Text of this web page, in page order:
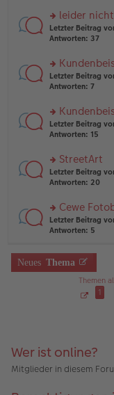
B
ei
tr
g
n
g
el
e
n
er
tr
a
g
rs
te
n
g
el
e
n
er
tr
a
g
leider
Letzter Beitrag
Antworten: 37
rs
te
n
g
el
e
n
er
tr
a
g
Letzter Beitrag
Antworten: 7
rs
te
n
g
el
e
n
er
tr
a
Letzter Beitrag
Antworten: 15
rs
te
n
g
el
e
n
er
StreetArt
Letzter Beitrag
Antworten: 20
rs
te
n
g
tr
a
g
Cewe
Letzter Beitrag
Antworten: 5
Neues Thema
Themen
v
o
n
7
1
Wer ist online?
Mitglieder in diesem